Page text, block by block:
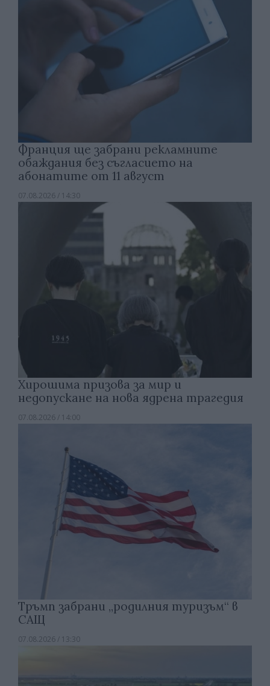
Франция ще забрани рекламните
обаждания без съгласието на
абонатите от 11 август
07.08.2026 / 14:30
Хирошима призова за мир и
недопускане на нова ядрена трагедия
07.08.2026 / 14:00
Тръмп забрани „родилния туризъм“ в
САЩ
07.08.2026 / 13:30